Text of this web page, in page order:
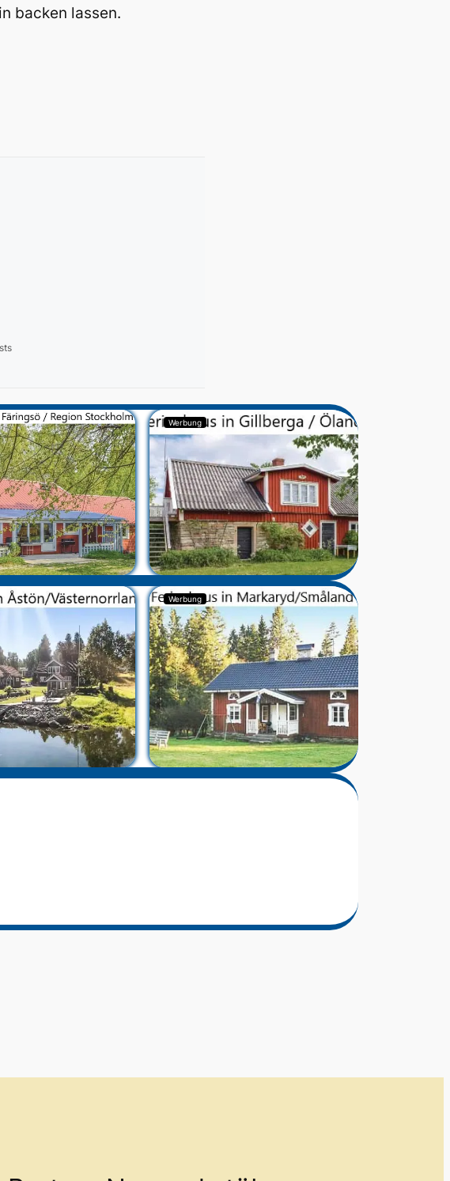
backen lassen.
Werbung
Werbung